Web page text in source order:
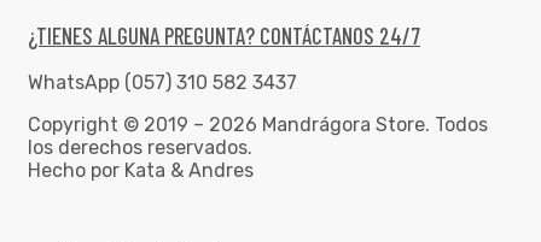
¿TIENES ALGUNA PREGUNTA? CONTÁCTANOS 24/7
WhatsApp (057) 310 582 3437
Copyright © 2019 – 2026 Mandrágora Store. Todos
los derechos reservados.
Hecho por Kata & Andres